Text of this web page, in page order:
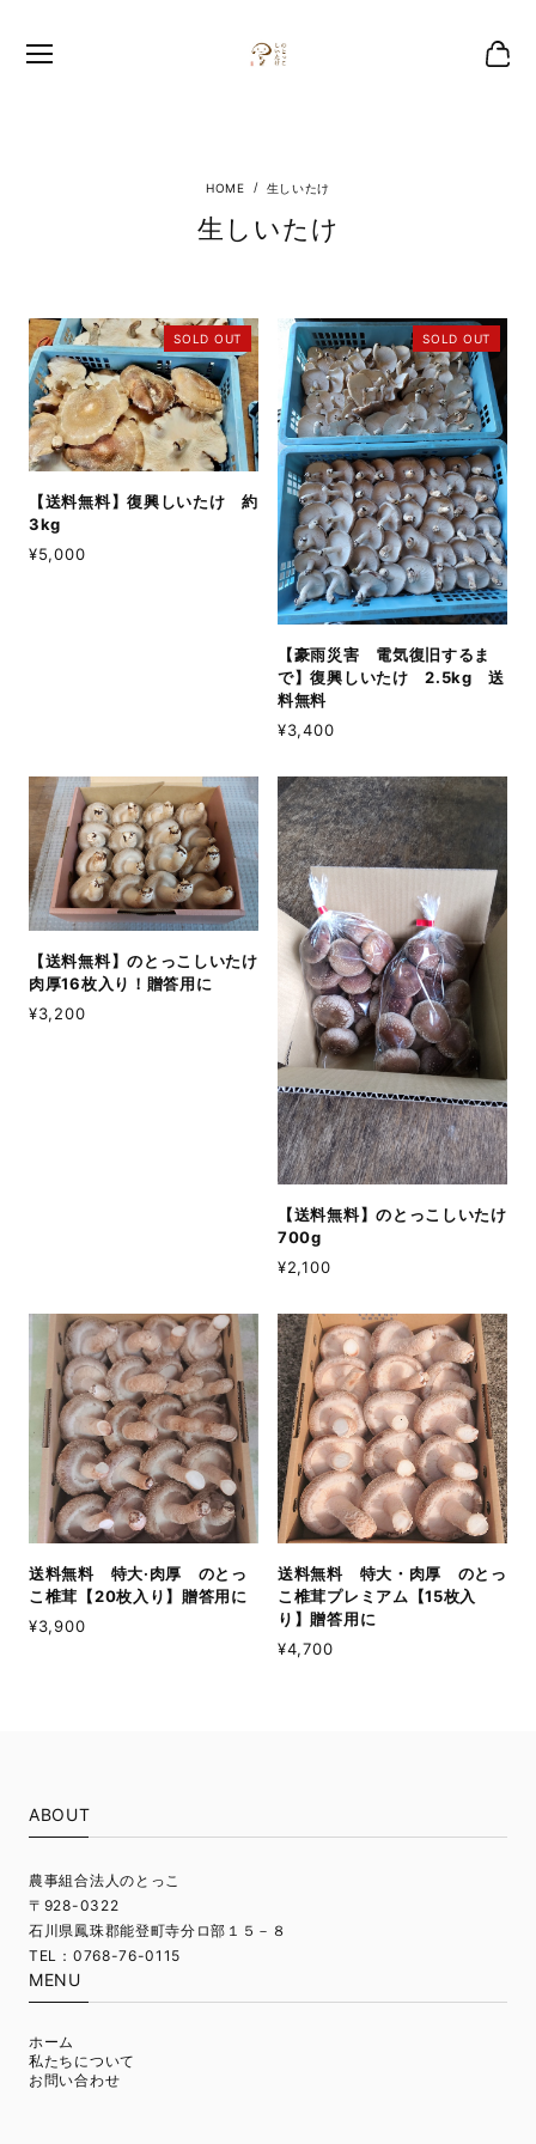
生しいたけ
生しいたけ
SOLD OUT
【送料無料】復興しいたけ 約
3kg
¥5,000
SOLD OUT
【豪雨災害 電気復旧するま
で】復興しいたけ 2.5kg 送
料無料
¥3,400
【送料無料】のとっこしいたけ
肉厚16枚入り！贈答用に
¥3,200
【送料無料】のとっこしいたけ
700g
¥2,100
送料無料 特大·肉厚 のとっ
こ椎茸【20枚入り】贈答用に
¥3,900
送料無料 特大・肉厚 のとっ
こ椎茸プレミアム【15枚入
り】贈答用に
¥4,700
ABOUT
農事組合法人のとっこ
〒928-0322
石川県鳳珠郡能登町寺分ロ部１５－８
TEL：0768-76-0115
MENU
ホーム
私たちについて
お問い合わせ